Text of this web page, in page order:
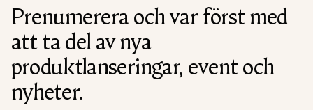
Prenumerera och var först med
att ta del av nya
produktlanseringar, event och
nyheter.